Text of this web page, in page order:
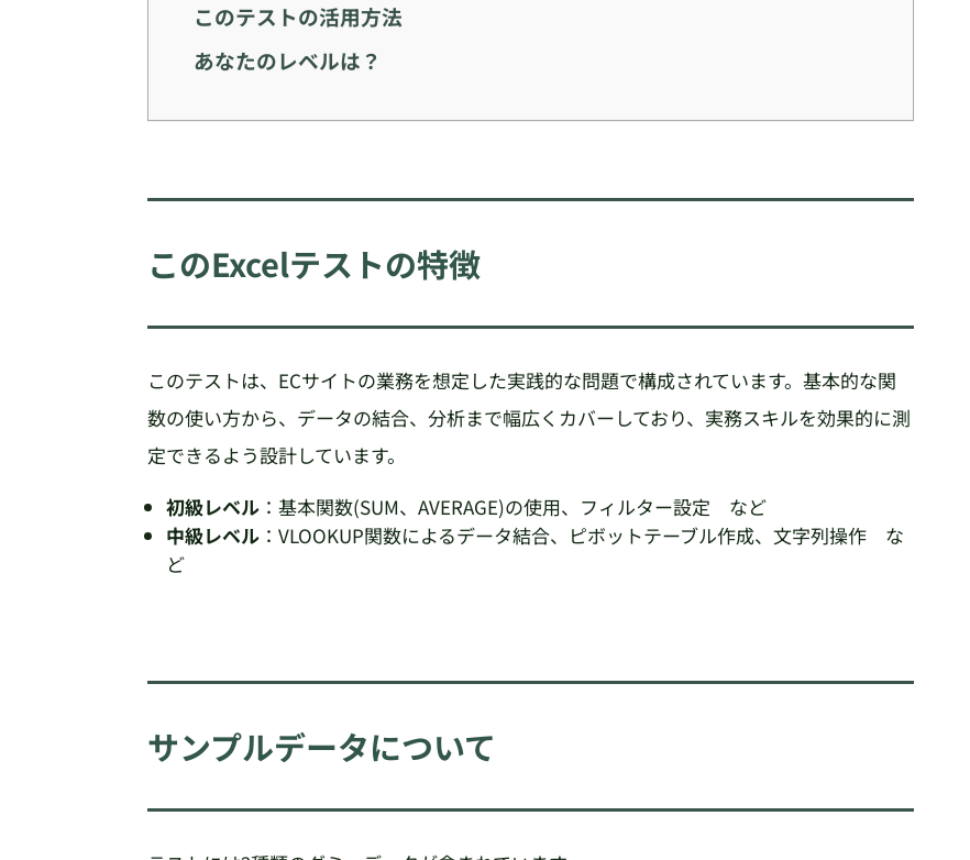
このテストの活用方法
あなたのレベルは？
このExcelテストの特徴
このテストは、ECサイトの業務を想定した実践的な問題で構成されています。基本的な関
数の使い方から、データの結合、分析まで幅広くカバーしており、実務スキルを効果的に測
定できるよう設計しています。
初級レベル ：基本関数(SUM、AVERAGE)の使用、フィルター設定 など
中級レベル ：VLOOKUP関数によるデータ結合、ピボットテーブル作成、文字列操作 な
ど
サンプルデータについて